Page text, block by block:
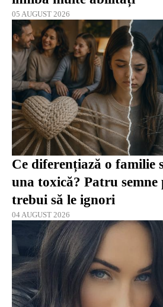
05 AUGUST 2026
Ce diferențiază o familie
una toxică? Patru semne
trebui să le ignori
04 AUGUST 2026